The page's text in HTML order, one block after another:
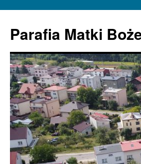
Parafia Matki